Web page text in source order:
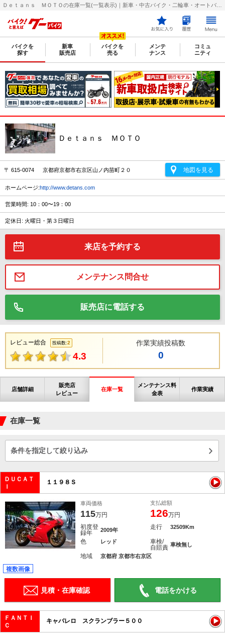
バイクを
探す
新車
販売店
バイクを
売る
メンテ
ナンス
コミュ
ニティ
Ｄｅｔａｎｓ ＭＯＴＯ
〒 615-0074 京都府京都市右京区山ノ内苗町２０ 地図を見る
ホームページ:http://www.detans.com
営業時間: 10：00〜19：00
定休日: 火曜日・第３日曜日
来店を予約する
メンテナンス問合せ
販売店に電話する
レビュー総合 投稿数:2
4.3
作業実績投稿数
0
店舗詳細
販売店
レビュー
在庫一覧
メンテナンス料
金表
作業実績
在庫一覧
条件を指定して絞り込み
ＤＵＣＡＴ
Ｉ
１１９８Ｓ
車両価格
115万円
支払総額
126万円
初度登
録年
2009年 走行 32509Km
色 レッド
車検/
自賠責 車検無し
地域 京都府 京都市右京区
複数画像
見積・在庫確認 電話をかける
ＦＡＮＴＩ
Ｃ
キャバレロ スクランブラー５００